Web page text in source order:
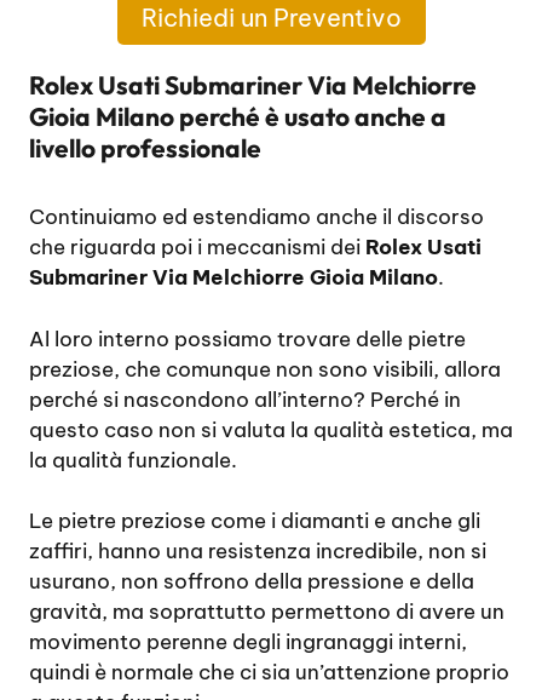
Richiedi un Preventivo
Rolex Usati Submariner Via Melchiorre
Gioia Milano perché è usato anche a
livello professionale
Continuiamo ed estendiamo anche il discorso
che riguarda poi i meccanismi dei Rolex Usati
Submariner Via Melchiorre Gioia Milano.
Al loro interno possiamo trovare delle pietre
preziose, che comunque non sono visibili, allora
perché si nascondono all’interno? Perché in
questo caso non si valuta la qualità estetica, ma
la qualità funzionale.
Le pietre preziose come i diamanti e anche gli
zaffiri, hanno una resistenza incredibile, non si
usurano, non soffrono della pressione e della
gravità, ma soprattutto permettono di avere un
movimento perenne degli ingranaggi interni,
quindi è normale che ci sia un’attenzione proprio